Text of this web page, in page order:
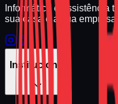
Informática e assistência
sua casa e a sua
Institucional